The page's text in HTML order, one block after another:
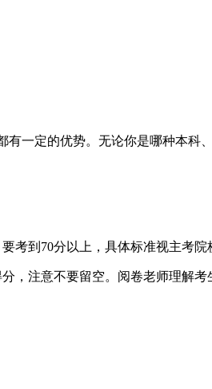
一定的优势。无论你是哪种本科
考到70分以上，具体标准视主考院
，注意不要留空。阅卷老师理解考